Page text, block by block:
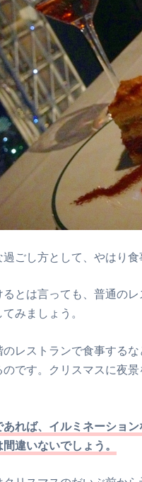
ごし方として、やはり
とは言っても、普通の
みましょう。
レストランで食事する
です。クリスマスに夜
れば、イルミネーショ
違いないでしょう。